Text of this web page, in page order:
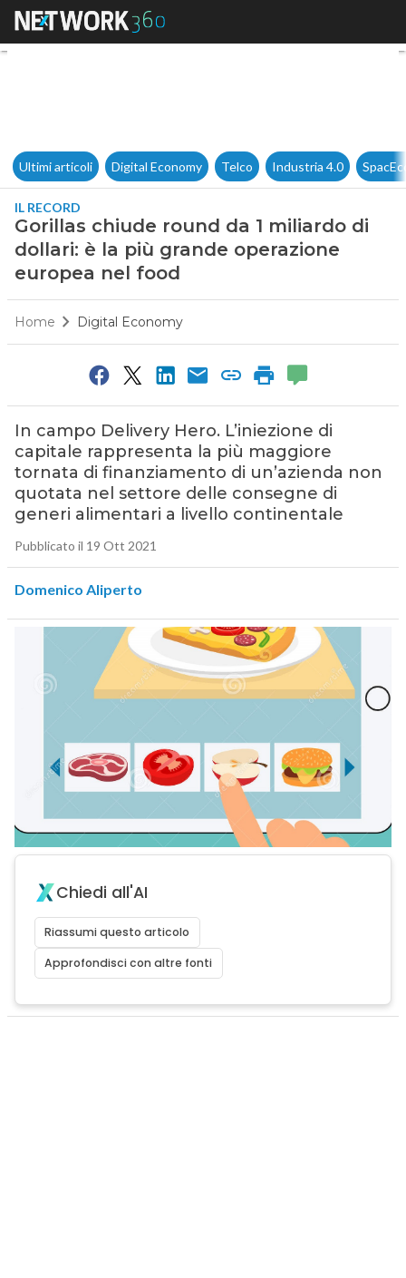
Gorillas chiude round da 1
Ultimi articoli Digital Economy Telco Industria 4.0
IL RECORD
Gorillas chiude round da 1 miliardo di
dollari: è la più grande operazione
europea nel food
Home Digital Economy
In campo Delivery Hero. L’iniezione di
capitale rappresenta la più maggiore
tornata di finanziamento di un’azienda non
quotata nel settore delle consegne di
generi alimentari a livello continentale
Pubblicato il 19 Ott 2021
Domenico Aliperto
Chiedi all'AI
Riassumi questo articolo
Approfondisci con altre fonti